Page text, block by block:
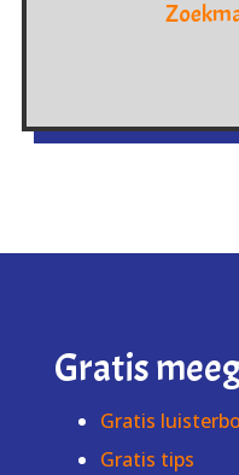
Gratis
Gratis
Gratis tips